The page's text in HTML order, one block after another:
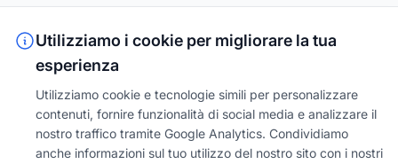
Utilizziamo i cookie per migliorare la tua
esperienza
Utilizziamo cookie e tecnologie simili per personalizzare
contenuti, fornire funzionalità di social media e analizzare il
nostro traffico tramite Google Analytics. Condividiamo
anche informazioni sul tuo utilizzo del nostro sito con i nostri